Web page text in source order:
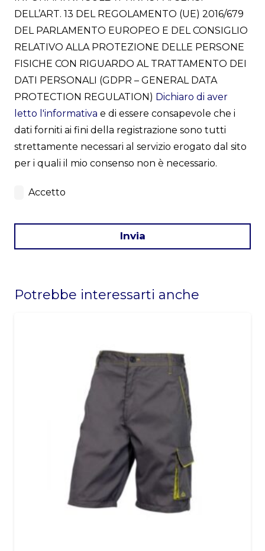
DELL’ART. 13 DEL REGOLAMENTO (UE) 2016/679
DEL PARLAMENTO EUROPEO E DEL CONSIGLIO
RELATIVO ALLA PROTEZIONE DELLE PERSONE
FISICHE CON RIGUARDO AL TRATTAMENTO DEI
DATI PERSONALI (GDPR – GENERAL DATA
PROTECTION REGULATION) Dichiaro di aver
letto l'informativa e di essere consapevole che i
dati forniti ai fini della registrazione sono tutti
strettamente necessari al servizio erogato dal sito
per i quali il mio consenso non è necessario.
Accetto
Invia
should
Potrebbe interessarti anche